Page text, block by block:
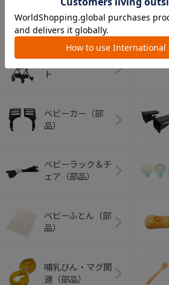
（ヘルメット）
ショッピングカー
ト
ベビーカー（部
品）
ベビーラック＆チ
ェア（部品）
ベビーふとん（部
品）
哺乳びん・マグ関
連（部品）